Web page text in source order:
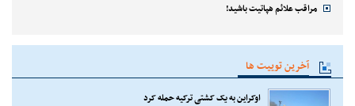
مراقب علائم هپاتیت باشید!
آخرین توییت ها
اوکراین به یک کشتی ترکیه حمله کرد